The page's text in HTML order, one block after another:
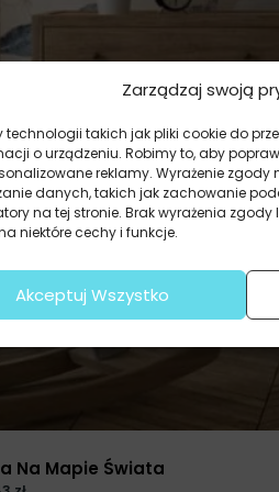
Zarządzaj swoją
technologii takich jak pliki cookie do
o urządzeniu. Robimy to, aby
reklamy. Wyrażenie
danych, takich jak zachowanie
na tej stronie. Brak wyrażenia
niektóre cechy i funkcje.
Akceptuj Wszystko
Na Mapie Świata